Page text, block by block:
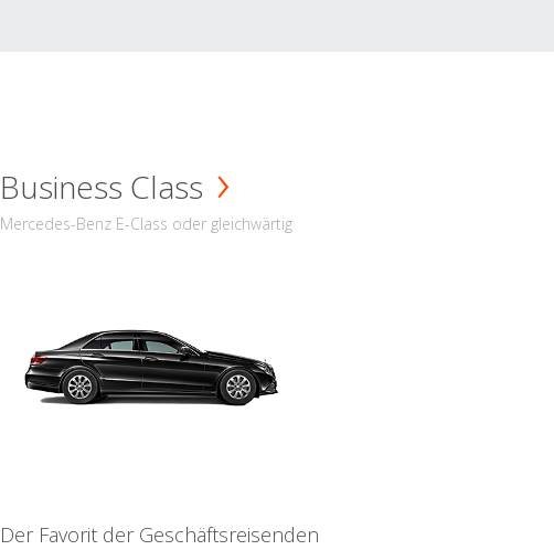
Business Class
Mercedes-Benz E-Class oder gleichwärtig
Der Favorit der Geschäftsreisenden